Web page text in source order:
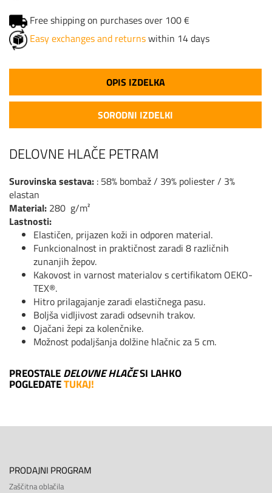
Free shipping on purchases over 100 €
Easy exchanges and returnswithin 14 days
OPIS IZDELKA
SORODNI IZDELKI
DELOVNE HLAČE PETRAM
Surovinska sestava: : 58% bombaž / 39% poliester / 3%
elastan
Material: 280 g/m²
Lastnosti:
Elastičen, prijazen koži in odporen material.
Funkcionalnost in praktičnost zaradi 8 različnih
zunanjih žepov.
Kakovost in varnost materialov s certifikatom OEKO-
TEX®.
Hitro prilagajanje zaradi elastičnega pasu.
Boljša vidljivost zaradi odsevnih trakov.
Ojačani žepi za kolenčnike.
Možnost podaljšanja dolžine hlačnic za 5 cm.
PREOSTALEDELOVNE HLAČESI LAHKO
POGLEDATETUKAJ!
PRODAJNI PROGRAM
Zaščitna oblačila